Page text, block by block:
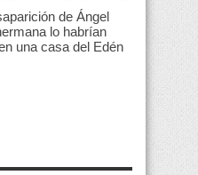
de Ángel
lo habrían
una casa del Edén